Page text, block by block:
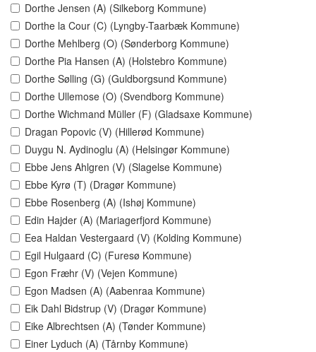
Dorthe Jensen (A) (Silkeborg Kommune)
Dorthe la Cour (C) (Lyngby-Taarbæk Kommune)
Dorthe Mehlberg (O) (Sønderborg Kommune)
Dorthe Pia Hansen (A) (Holstebro Kommune)
Dorthe Sølling (G) (Guldborgsund Kommune)
Dorthe Ullemose (O) (Svendborg Kommune)
Dorthe Wichmand Müller (F) (Gladsaxe Kommune)
Dragan Popovic (V) (Hillerød Kommune)
Duygu N. Aydinoglu (A) (Helsingør Kommune)
Ebbe Jens Ahlgren (V) (Slagelse Kommune)
Ebbe Kyrø (T) (Dragør Kommune)
Ebbe Rosenberg (A) (Ishøj Kommune)
Edin Hajder (A) (Mariagerfjord Kommune)
Eea Haldan Vestergaard (V) (Kolding Kommune)
Egil Hulgaard (C) (Furesø Kommune)
Egon Fræhr (V) (Vejen Kommune)
Egon Madsen (A) (Aabenraa Kommune)
Eik Dahl Bidstrup (V) (Dragør Kommune)
Eike Albrechtsen (A) (Tønder Kommune)
Einer Lyduch (A) (Tårnby Kommune)